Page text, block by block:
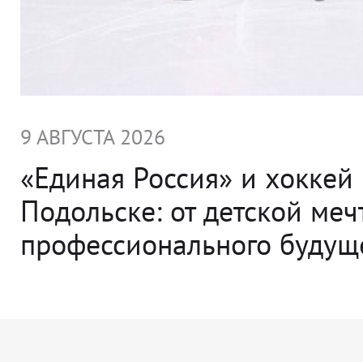
9 АВГУСТА 2026
«Единая Россия» и хоккей
Подольске: от детской
профессионального